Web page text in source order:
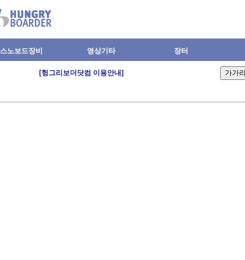
스노보드장비 영상기타 장터
[헝그리보더닷컴 이용안내]